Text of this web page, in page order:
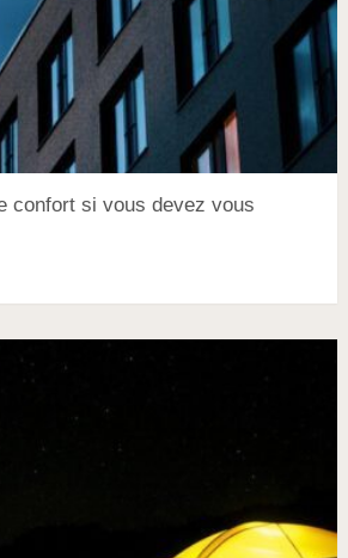
confort si vous devez vous